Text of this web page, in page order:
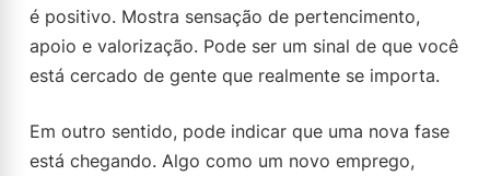
é positivo. Mostra sensação de pertencimento,
apoio e valorização. Pode ser um sinal de que você
está cercado de gente que realmente se importa.
Em outro sentido, pode indicar que uma nova fase
está chegando. Algo como um novo emprego,